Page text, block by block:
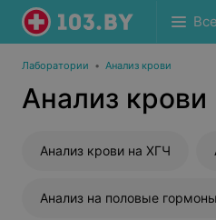
Лаборатории • Анализ крови
Анализ
Анализ крови на ХГЧ
Анализ на половые гормоны